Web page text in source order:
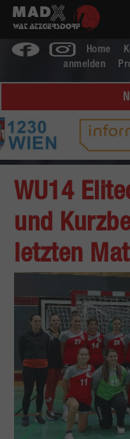
Home
anmelden
WU14
und
letzten